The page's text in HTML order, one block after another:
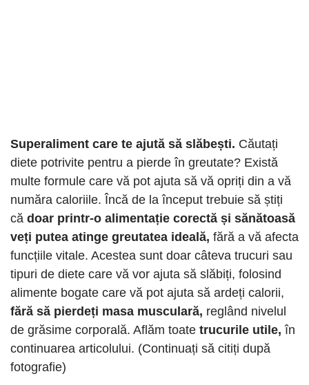
Superaliment care te ajută să slăbești. Căutați
diete potrivite pentru a pierde în greutate? Există
multe formule care vă pot ajuta să vă opriți din a vă
număra caloriile. Încă de la început trebuie să știți
că doar printr-o alimentație corectă și sănătoasă
veți putea atinge greutatea ideală, fără a vă afecta
funcțiile vitale. Acestea sunt doar câteva trucuri sau
tipuri de diete care vă vor ajuta să slăbiți, folosind
alimente bogate care vă pot ajuta să ardeți calorii,
fără să pierdeți masa musculară, reglând nivelul
de grăsime corporală. Aflăm toate trucurile utile, în
continuarea articolului. (Continuați să citiți după
fotografie)